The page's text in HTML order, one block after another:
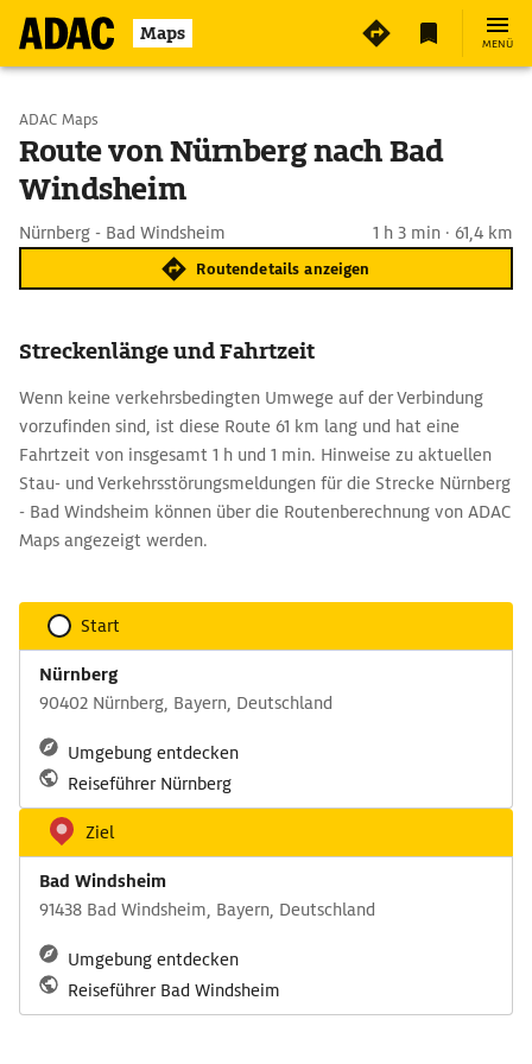
Maps MENÜ
Start wählen
Ziel eingeben
ADAC Maps
Route von Nürnberg nach Bad
Windsheim
Nürnberg - Bad Windsheim 1 h 3 min · 61,4 km
Routendetails anzeigen
Streckenlänge und Fahrtzeit
Wenn keine verkehrsbedingten Umwege auf der Verbindung
vorzufinden sind, ist diese Route 61 km lang und hat eine
Fahrtzeit von insgesamt 1 h und 1 min. Hinweise zu aktuellen
Stau- und Verkehrsstörungsmeldungen für die Strecke Nürnberg
- Bad Windsheim können über die Routenberechnung von ADAC
Maps angezeigt werden.
Start
Nürnberg
90402 Nürnberg, Bayern, Deutschland
Umgebung entdecken
Reiseführer Nürnberg
Ziel
Bad Windsheim
91438 Bad Windsheim, Bayern, Deutschland
Umgebung entdecken
Reiseführer Bad Windsheim